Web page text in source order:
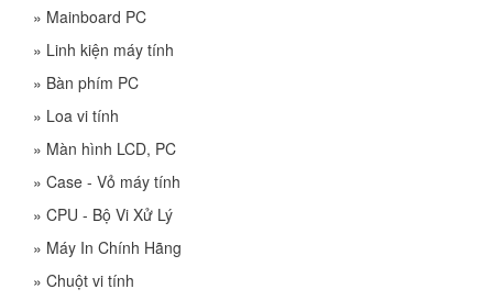
» Mainboard PC
» Linh kiện máy tính
» Bàn phím PC
» Loa vi tính
» Màn hình LCD, PC
» Case - Vỏ máy tính
» CPU - Bộ Vi Xử Lý
» Máy In Chính Hãng
» Chuột vi tính